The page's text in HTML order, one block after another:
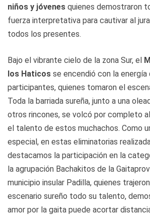
niños y jóvenes quienes demostraron
fuerza interpretativa para cautivar al
todos los presentes.
Bajo el vibrante cielo de la zona Sur, el
los Haticos se encendió con la
participantes, quienes tomaron el
Toda la barriada sureña, junto a una
otros rincones, se volcó por completo
el talento de estos muchachos. Como
especial, en estas eliminatorias
destacamos la participación en la
la agrupación Bachakitos de la
municipio insular Padilla, quienes
escenario sureño todo su talento,
amor por la gaita puede acortar